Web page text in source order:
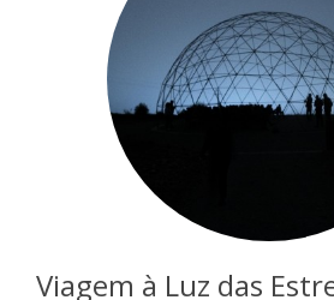
Viagem à Luz das